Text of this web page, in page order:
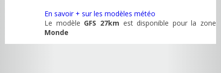
En savoir + sur les modèles météo
Le modèle GFS 27km est disponible pour la zone
Monde